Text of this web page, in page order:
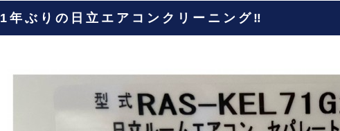
1年ぶりの日立エアコンクリーニング‼️